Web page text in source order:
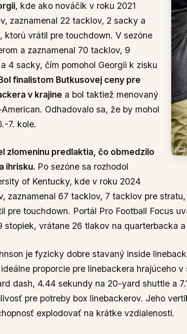
, kde ako nováčik v roku 2021
zaznamenal 22 tacklov, 2 sacky a
ktorú vrátil pre touchdown. V sezóne
a zaznamenal 70 tacklov, 9
4 sacky, čím pomohol Georgii k zisku
finalistom Butkusovej ceny pre
v krajine a bol taktiež menovaný
Odhadovalo sa, že by mohol
7. kole.
zlomeninu predlaktia, čo obmedzilo
ihrisku. Po sezóne sa rozhodol
of Kentucky, kde v roku 2024
zaznamenal 67 tacklov, 7 tacklov pre
pre touchdown. Portál Pro Football Focus
stopiek, vrátane 26 tlakov na quarterbacka
je fyzicky dobre stavaný inside
proporcie pre linebackera hrajúceho
dash, 4.44 sekundy na 20-yard shuttle a
pre potreby box linebackerov. Jeho
explodovať na krátke vzdialenosti.